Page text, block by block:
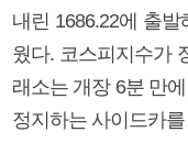
내린 1686.22에 출
웠다. 코스피지수가
래소는 개장 6분 만
정지하는 사이드카